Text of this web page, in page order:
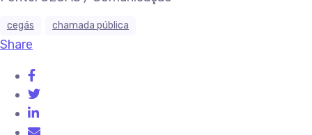
cegás chamada pública
Share